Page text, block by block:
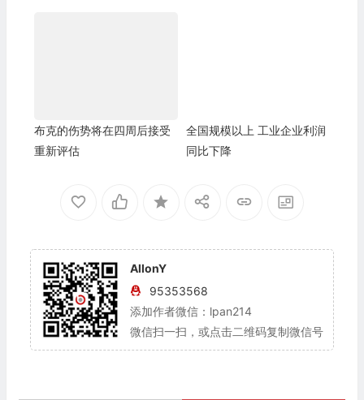
布克的伤势将在四周后接受
重新评估
全国规模以上 工业企业利润
同比下降
AllonY
95353568
添加作者微信：lpan214
微信扫一扫，或点击二维码复制微信号